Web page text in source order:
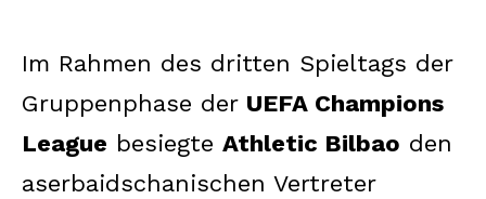
Im Rahmen des dritten Spieltags der
Gruppenphase der UEFA Champions
League besiegte Athletic Bilbao den
aserbaidschanischen Vertreter